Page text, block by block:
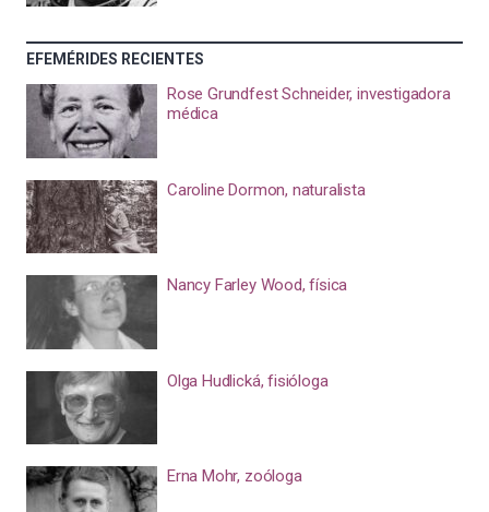
EFEMÉRIDES RECIENTES
Rose Grundfest Schneider, investigadora
médica
Caroline Dormon, naturalista
Nancy Farley Wood, física
Olga Hudlická, fisióloga
Erna Mohr, zoóloga